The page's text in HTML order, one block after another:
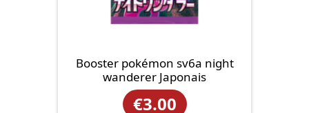
Booster pokémon sv6a night
wanderer Japonais
€3.00